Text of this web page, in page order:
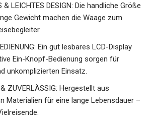
& LEICHTES DESIGN: Die handliche Größe
Gewicht machen die Waage zum
Ein gut lesbares LCD-Display
Ein-Knopf-Bedienung sorgen für
unkomplizierten Einsatz.
ZUVERLÄSSIG: Hergestellt aus
Materialien für eine lange Lebensdauer –